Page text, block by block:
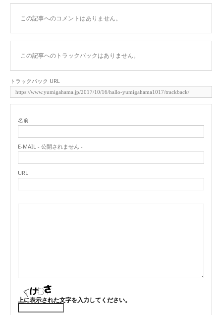
この記事へのコメントはありません。
この記事へのトラックバックはありません。
トラックバック URL
名前
E-MAIL - 公開されません -
URL
上に表示された文字を入力してください。